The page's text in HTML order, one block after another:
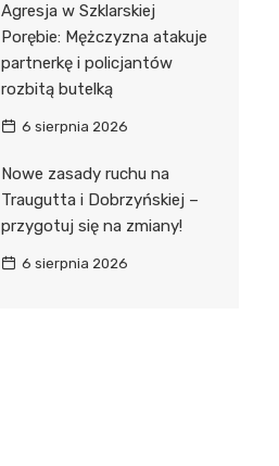
Agresja w Szklarskiej
Porębie: Mężczyzna atakuje
partnerkę i policjantów
rozbitą butelką
6 sierpnia 2026
Nowe zasady ruchu na
Traugutta i Dobrzyńskiej –
przygotuj się na zmiany!
6 sierpnia 2026